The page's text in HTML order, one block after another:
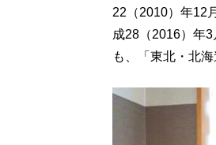
22（2010）年12
成28（2016）年
も、「東北・北